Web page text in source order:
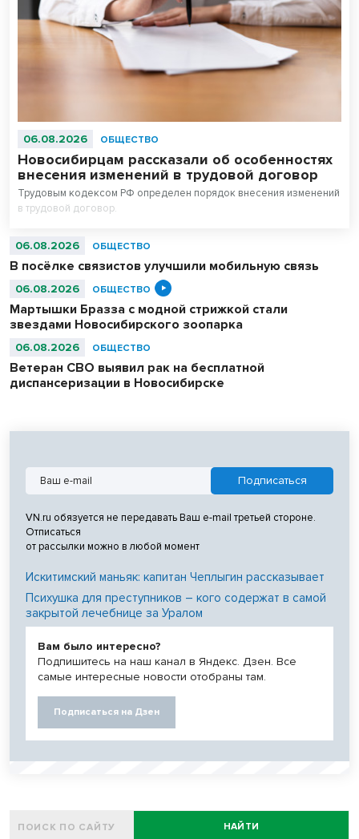
06.08.2026 ОБЩЕСТВО
Новосибирцам рассказали об особенностях
внесения изменений в трудовой договор
Трудовым кодексом РФ определен порядок внесения изменений
в трудовой договор.
06.08.2026 ОБЩЕСТВО
В посёлке связистов улучшили мобильную связь
06.08.2026 ОБЩЕСТВО
Мартышки Бразза с модной стрижкой стали
звездами Новосибирского зоопарка
06.08.2026 ОБЩЕСТВО
Ветеран СВО выявил рак на бесплатной
диспансеризации в Новосибирске
VN.ru обязуется не передавать Ваш e-mail третьей стороне.
Отписаться
от рассылки можно в любой момент
Искитимский маньяк: капитан Чеплыгин рассказывает
Психушка для преступников – кого содержат в самой
закрытой лечебнице за Уралом
Вам было интересно?
Подпишитесь на наш канал в Яндекс. Дзен. Все
самые интересные новости отобраны там.
Подписаться на Дзен
НАЙТИ